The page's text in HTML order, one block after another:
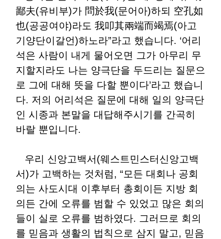
鄙夫(유비부)가 問於我(문어아)하되 空孔如
也(공공여야)라도 我叩其兩端而竭焉(아고
기양단이갈언)하노라”라고 했습니다. ‘어리
석은 사람이 내게 물어오면 그가 아무리 무
지할지라도 나는 양극단을 두드리는 질문으
로 그에 대해 뜻을 다할 뿐이다’라고 했습니
다. 저의 어리석은 질문에 대해 일의 양극단
인 시종과 본말을 대답해주시기를 간곡히
바랄 뿐입니다.
우리 신앙고백서(웨스트민스터신앙고백
서)가 고백하는 것처럼, “모든 대회나 공회
의는 사도시대 이후부터 총회이든 지방 회
의든 간에 오류를 범할 수 있었고 많은 회의
들이 실로 오류를 범하였다. 그러므로 회의
를 믿음과 생활의 법칙으로 삼지 말고, 믿음